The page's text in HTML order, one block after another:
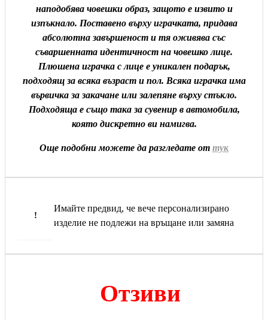
наподобява човешки образ, защото е извито и
изпъкнало. Поставено върху играчката, придава
абсолютна завършеност и тя оживява със
съваршенната идентичност на човешко лице.
Плюшена играчка с лице е уникален подарък,
подходящ за всяка възраст и пол. Всяка играчка има
вървичка за закачане или залепяне върху стъкло.
Подходяща е също така за сувенир в автомобила,
която дискретно ви намигва.
Още подобни можете да разгледате от тук
!
Имайте предвид, че вече персонализирано
изделие не подлежи на връщане или замяна
Отзиви